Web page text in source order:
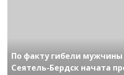
По факту гибели мужчины
Сеятель-Бердск начата